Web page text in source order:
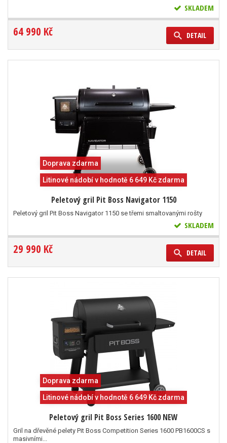
SKLADEM
64 990 Kč DETAIL
Doprava zdarma
Litinové nádobí v hodnotě 6 649 Kč zdarma
Peletový gril Pit Boss Navigator 1150
Peletový gril Pit Boss Navigator 1150 se třemi smaltovanými rošty
SKLADEM
29 990 Kč DETAIL
Doprava zdarma
Litinové nádobí v hodnotě 6 649 Kč zdarma
Peletový gril Pit Boss Series 1600 NEW
Gril na dřevěné pelety Pit Boss Competition Series 1600 PB1600CS s
masivními...